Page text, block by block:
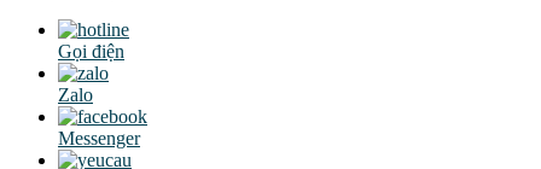
Gọi điện
Zalo
Messenger